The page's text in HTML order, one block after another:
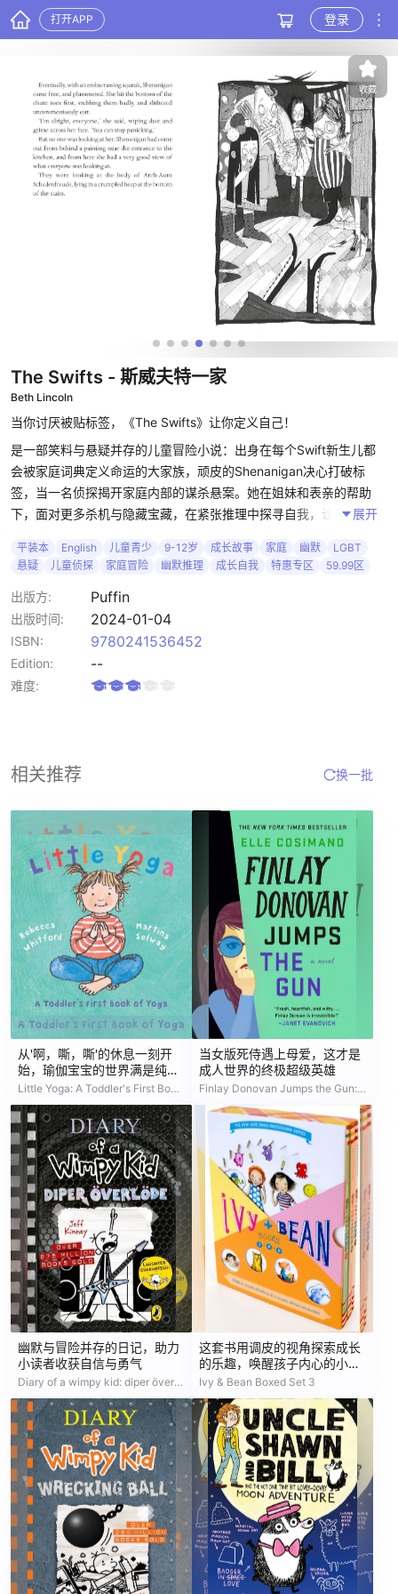
打开APP 登录
收藏
The Swifts - 斯威夫特一家
Beth Lincoln
当你讨厌被贴标签，《The Swifts》让你定义自己！
是一部笑料与悬疑并存的儿童冒险小说：出身在每个Swift新生儿都
会被家庭词典定义命运的大家族，顽皮的Shenanigan决心打破标
签，当一名侦探揭开家庭内部的谋杀悬案。她在姐妹和表亲的帮助
下，面对更多杀机与隐藏宝藏，在紧张推理中探寻自我，诠释名字之
以名字与定义为线索的创新故事架构，融合笑料与推理元素的英国传
统侦探冒险。在幽默故事中感受原创悬疑的乐趣培养独立思考和解决
问题的能力。
险。追求在趣味与悬疑中获得自我认同和成长体验。
展开
平装本 English 儿童青少 9-12岁 成长故事 家庭 幽默
LGBT
悬疑
儿童侦探 家庭冒险 幽默推理 成长自我 特惠专区 59.99区
出版方: Puffin
出版时间: 2024-01-04
ISBN: 9780241536452
Edition: --
难度:
相关推荐 换一批
从'啊，嘶，嘶'的休息一刻开
始，瑜伽宝宝的世界满是纯真
喜悦与母爱的呢喃
Little Yoga: A Toddler's First Book of Yoga
当女版死侍遇上母爱，这才是
成人世界的终极超级英雄
Finlay Donovan Jumps the Gun: A Novel (The Finlay Donovan Series, 3)
幽默与冒险并存的日记，助力
小读者收获自信与勇气
Diary of a wimpy kid: diper överlöde (book 17)
这套书用调皮的视角探索成长
的乐趣，唤醒孩子内心的小小
叛逆与无限可能
Ivy & Bean Boxed Set 3